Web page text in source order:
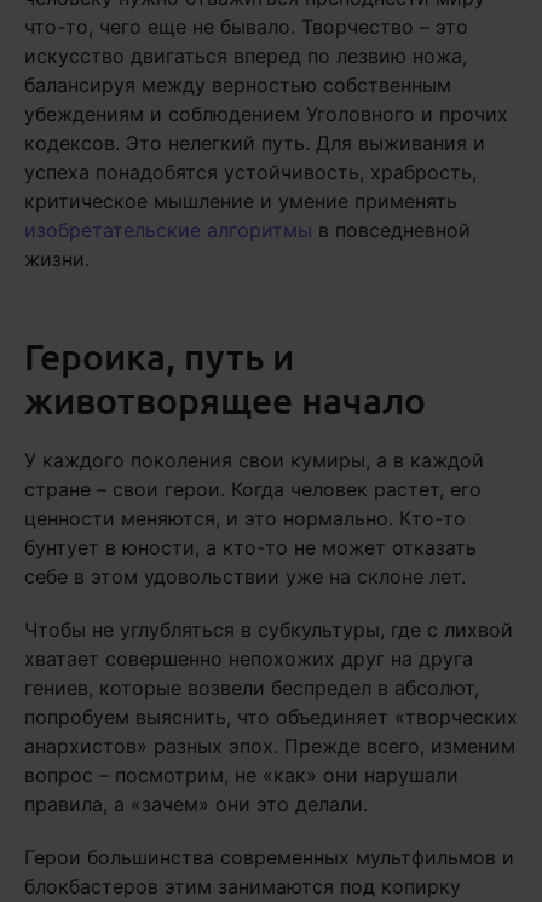
что-то, чего еще не бывало. Творчество – это
искусство двигаться вперед по лезвию ножа,
балансируя между верностью собственным
убеждениям и соблюдением Уголовного и прочих
кодексов. Это нелегкий путь. Для выживания и
успеха понадобятся устойчивость, храбрость,
критическое мышление и умение применять
изобретательские алгоритмы в повседневной
жизни.
Героика, путь и
животворящее начало
У каждого поколения свои кумиры, а в каждой
стране – свои герои. Когда человек растет, его
ценности меняются, и это нормально. Кто-то
бунтует в юности, а кто-то не может отказать
себе в этом удовольствии уже на склоне лет.
Чтобы не углубляться в субкультуры, где с лихвой
хватает совершенно непохожих друг на друга
гениев, которые возвели беспредел в абсолют,
попробуем выяснить, что объединяет «творческих
анархистов» разных эпох. Прежде всего, изменим
вопрос – посмотрим, не «как» они нарушали
правила, а «зачем» они это делали.
Герои большинства современных мультфильмов и
блокбастеров этим занимаются под копирку